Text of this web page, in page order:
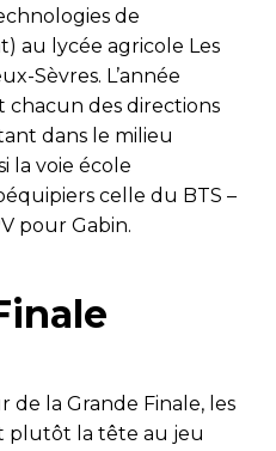
de
au lycée agricole Les
Sèvres. L’année
chacun des directions
dans le milieu
la voie école
celle du BTS –
pour Gabin.
de la Grande Finale, les
plutôt la tête au jeu